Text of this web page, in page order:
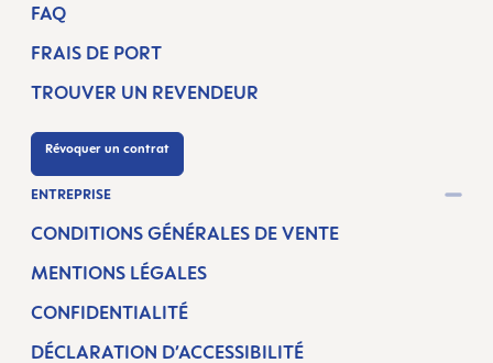
FAQ
FRAIS DE PORT
TROUVER UN REVENDEUR
Révoquer un contrat
ENTREPRISE
CONDITIONS GÉNÉRALES DE VENTE
MENTIONS LÉGALES
CONFIDENTIALITÉ
DÉCLARATION D’ACCESSIBILITÉ